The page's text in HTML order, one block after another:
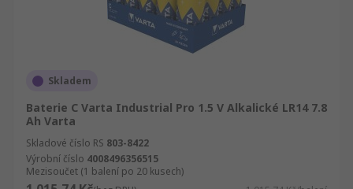
Skladem
Baterie C Varta Industrial Pro 1.5 V Alkalické LR14 7.8
Ah Varta
Skladové číslo RS 803-8422
Výrobní číslo 4008496356515
Mezisoučet (1 balení po 20 kusech)